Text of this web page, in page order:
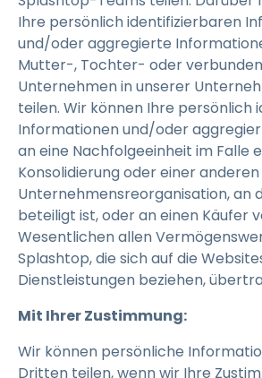
Ihre persönlich identifizierbaren
und/oder aggregierte
Mutter-, Tochter- oder
Unternehmen in unserer
teilen. Wir können Ihre persönlich
Informationen und/oder
an eine Nachfolgeeinheit im Falle
Konsolidierung oder einer anderen
Unternehmensreorganisation, an
beteiligt ist, oder an einen Käufer
Wesentlichen allen
Splashtop, die sich auf die
Dienstleistungen beziehen,
Mit Ihrer Zustimmung:
Wir können persönliche
Dritten teilen, wenn wir Ihre